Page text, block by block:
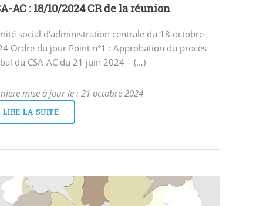
AC : 18/10/2024 CR de la réunion
social d’administration centrale du 18 octobre
Ordre du jour Point n°1 : Approbation du procès-
du CSA-AC du 21 juin 2024 – (…)
mise à jour le : 21 octobre 2024
LIRE LA SUITE